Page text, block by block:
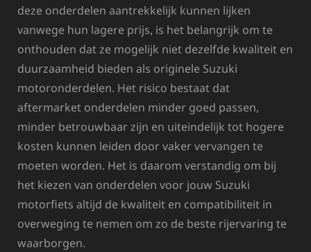
deze onderdelen aantrekkelijk kunnen lijken
vanwege hun lagere prijs, is het belangrijk om te
onthouden dat ze mogelijk niet dezelfde kwaliteit en
duurzaamheid bieden als originele Suzuki
motoronderdelen. Het risico bestaat dat
aftermarket onderdelen minder goed passen,
minder betrouwbaar zijn en uiteindelijk tot hogere
kosten kunnen leiden door vaker vervangen te
moeten worden. Het is daarom verstandig om bij
het kiezen van onderdelen voor jouw Suzuki
motorfiets altijd de kwaliteit en compatibiliteit in
overweging te nemen om zo de beste rijervaring te
waarborgen.